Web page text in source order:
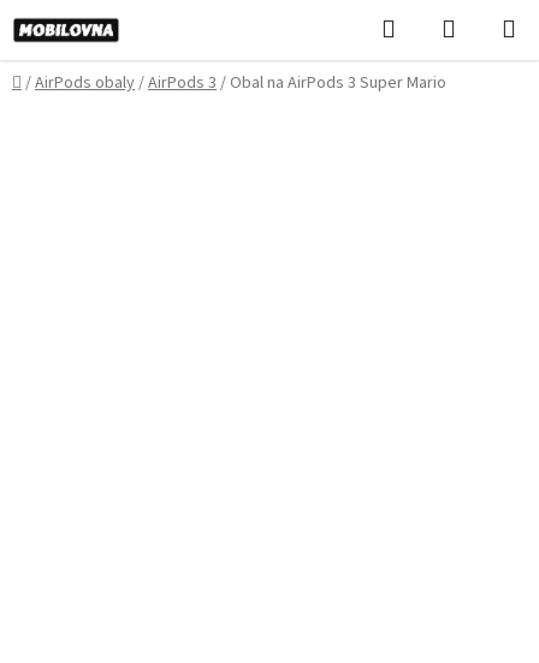
Prejsť
na
obsah
Hľadať
KOŠÍK
Domov
/AirPods obaly/AirPods 3/ Obal na AirPods 3 Super Mario